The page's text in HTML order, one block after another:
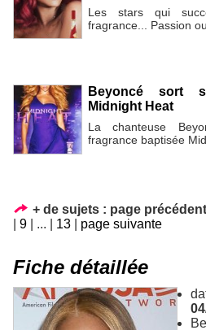
Les stars qui
fragrance... Passion
Beyoncé sort
Midnight Heat
La chanteuse
fragrance baptisée
+ de sujets : page
9 ... 13 page suivante
Fiche détaillée